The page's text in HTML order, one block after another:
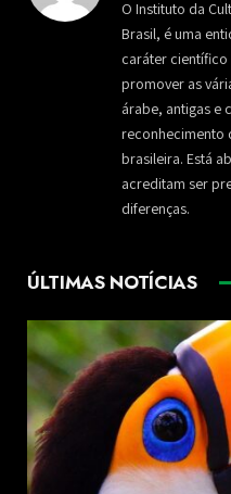
O Instituto da
Brasil, é uma
caráter científico
promover as
árabe, antigas e
reconhecimento
brasileira. Está
acreditam ser
diferenças.
ÚLTIMAS NOTÍCIAS